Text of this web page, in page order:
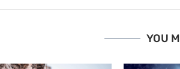
YOU